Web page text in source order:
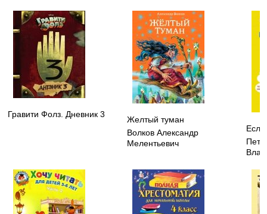
Гравити Фолз. Дневник 3
Желтый туман
Волков Александр
Мелентьевич
Если